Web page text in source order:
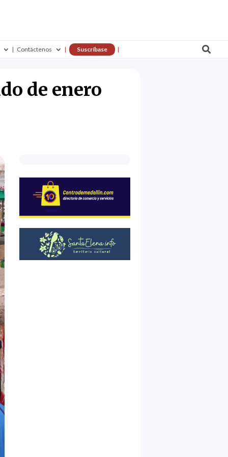
Contáctenos Suscríbase 
de enero